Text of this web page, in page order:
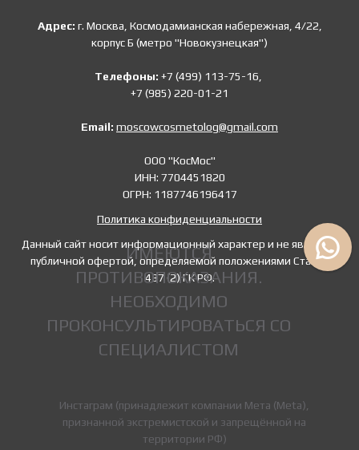
Адрес: г. Москва, Космодамианская набережная, 4/22,
корпус Б (метро "Новокузнецкая")
Телефоны: +7 (499) 113-75-16,
+7 (985) 220-01-21
Email: moscowcosmetolog@gmail.com
ООО "КосМос"
ИНН: 7704451820
ОГРН: 1187746196417
Политика конфиденциальности
Данный сайт носит информационный характер и не является
публичной офертой, определяемой положениями Статьи
437 (2) ГК РФ.
Инстаграм (принадлежит компании Мета (Meta),
признанной экстремистской и запрещённой на
территории РФ)
ИМЕЮТСЯ
ПРОТИВОПОКАЗАНИЯ.
НЕОБХОДИМО
ПРОКОНСУЛЬТИРОВАТЬСЯ СО
СПЕЦИАЛИСТОМ